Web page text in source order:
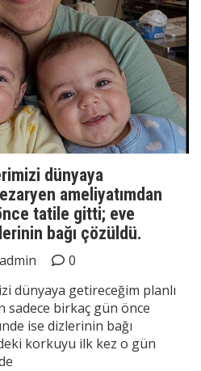
dünyaya
ameliyatımdan
tatile gitti; eve
bağı çözüldü.
admin
0
dünyaya getireceğim planlı
sadece birkaç gün önce
ise dizlerinin bağı
korkuyu ilk kez o gün